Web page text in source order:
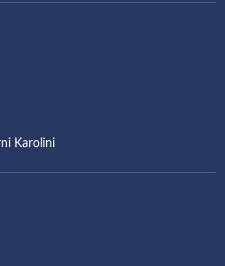
Karolini